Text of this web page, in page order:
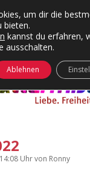
Kategorien
24 Hours Chilling
Die Wende
KFMW-Disco
Dates
öffnen
Uhrvon Ronny
um dir die
bieten.
kannst du erfahren,
ausschalten.
Ablehnen